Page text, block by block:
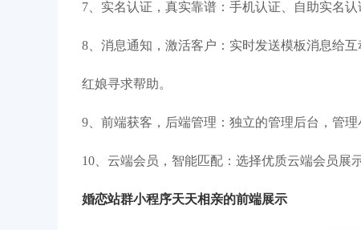
7、实名认证，真实靠谱：手机认证、自助实名
8、消息通知，激活客户：实时发送模板消息给
红娘寻求帮助。
9、前端获客，后端管理：独立的管理后台，管
10、云端会员，智能匹配：选择优质云端会员展
婚恋站群小程序天天相亲的前端展示